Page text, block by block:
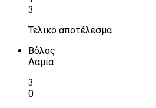
3
Τελικό αποτέλεσμα
Βόλος
Λαμία
3
0